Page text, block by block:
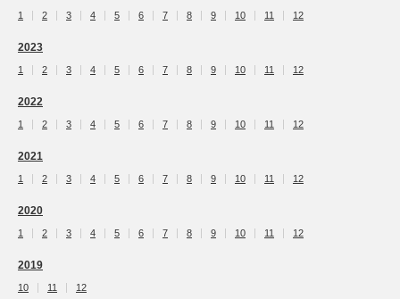
1 2 3 4 5 6 7 8 9 10 11 12
2023
1 2 3 4 5 6 7 8 9 10 11 12
2022
1 2 3 4 5 6 7 8 9 10 11 12
2021
1 2 3 4 5 6 7 8 9 10 11 12
2020
1 2 3 4 5 6 7 8 9 10 11 12
2019
10 11 12